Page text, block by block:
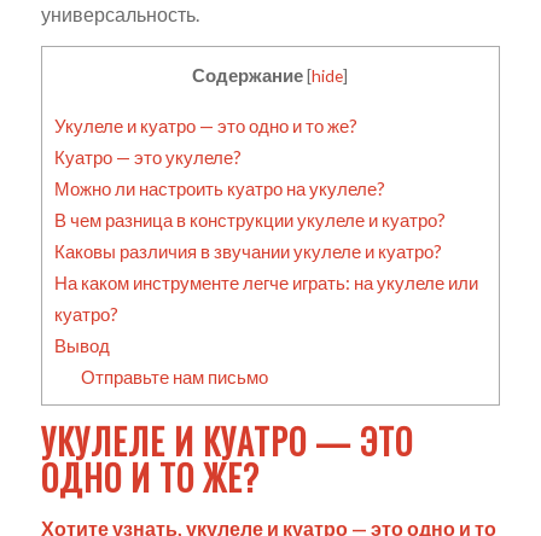
универсальность.
Содержание[hide]
Укулеле и куатро — это одно и то же?
Куатро — это укулеле?
Можно ли настроить куатро на укулеле?
В чем разница в конструкции укулеле и куатро?
Каковы различия в звучании укулеле и куатро?
На каком инструменте легче играть: на укулеле или
куатро?
Вывод
Отправьте нам письмо
УКУЛЕЛЕ И КУАТРО — ЭТО
ОДНО И ТО ЖЕ?
Хотите узнать, укулеле и куатро — это одно и то